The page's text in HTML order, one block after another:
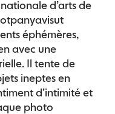
d’arts de
éphémères,
avec une
Il tente de
ineptes en
d’intimité et
photo